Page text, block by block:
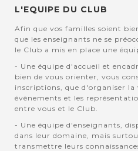
L'EQUIPE DU CLUB
Afin que vos familles soient
que les enseignants ne se
le Club a mis en place une
- Une équipe d'accueil et
bien de vous orienter, vous
inscriptions, que d'organiser
évènements et les
entre vous et le Club.
- Une équipe d'enseignants,
dans leur domaine, mais
transmettre leurs